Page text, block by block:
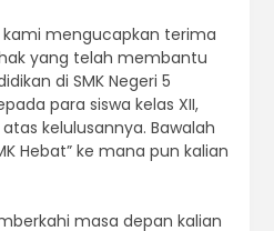
mengucapkan terima
yang telah membantu
di SMK Negeri 5
para siswa kelas XII,
kelulusannya. Bawalah
Hebat” ke mana pun kalian
masa depan kalian